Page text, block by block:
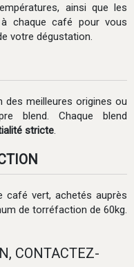
ainsi que les
chaque café pour vous
votre dégustation.
des meilleures origines ou
blend. Chaque blend
stricte.
vert, achetés auprès
de torréfaction de 60kg.
CONTACTEZ-